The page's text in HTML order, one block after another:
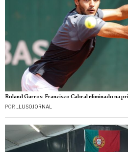
Roland Garros: Francisco Cabral eliminado na
POR _LUSOJORNAL